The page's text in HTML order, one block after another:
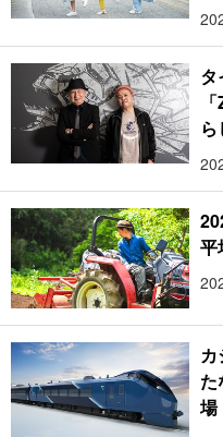
タ
平
カ
た
場